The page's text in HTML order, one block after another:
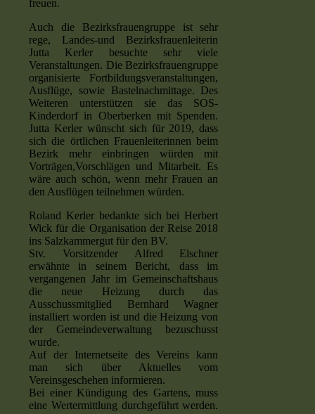
freuen.
Auch die Bezirksfrauengruppe ist sehr
rege, Landes-und Bezirksfrauenleiterin
Jutta Kerler besuchte sehr viele
Veranstaltungen. Die Bezirksfrauengruppe
organisierte Fortbildungsveranstaltungen,
Ausflüge, sowie Bastelnachmittage. Des
Weiteren unterstützen sie das SOS-
Kinderdorf in Oberberken mit Spenden.
Jutta Kerler wünscht sich für 2019, dass
sich die örtlichen Frauenleiterinnen beim
Bezirk mehr einbringen würden mit
Vorträgen,Vorschlägen und Mitarbeit. Es
wäre auch schön, wenn mehr Frauen an
den Ausflügen teilnehmen würden.
Roland Kerler bedankte sich bei Herbert
Wick für die Organisation der Reise 2018
ins Salzkammergut für den BV.
Stv. Vorsitzender Alfred Elschner
erwähnte in seinem Bericht, dass im
vergangenen Jahr im Gemeinschaftshaus
die neue Heizung durch das
Ausschussmitglied Bernhard Wagner
installiert worden ist und die Heizung von
der Gemeindeverwaltung bezuschusst
wurde.
Auf der Internetseite des Vereins kann
man sich über Aktuelles vom
Vereinsgeschehen informieren.
Bei einer Kündigung des Gartens, muss
eine Wertermittlung durchgeführt werden.